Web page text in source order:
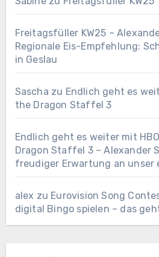
Freitagsfüller KW25 –
Regionale Eis-Empfehlung:
in Geslau
Sascha zu Endlich geht es
the Dragon Staffel 3
Endlich geht es weiter mit
Dragon Staffel 3 – Alexander
freudiger Erwartung an unser
alex zu Eurovision Song
digital Bingo spielen – das